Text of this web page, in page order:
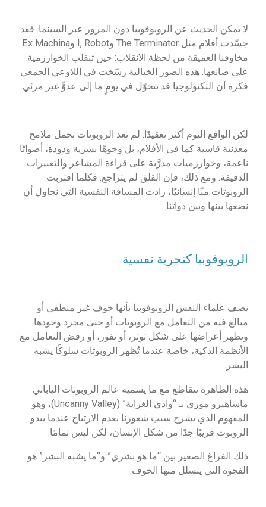
لا يمكن الحديث عن الروبوفوبيا دون المرور عبر السينما. فقد
جسّدت أفلام مثل The Terminator وI, Robot وEx Machina
مخاوفنا العميقة من لحظة الانقلاب: حين تنقلب الخوارزمية
على صانعها. هذه الصور الخيالية رسّخت في اللاوعي الجمعي
فكرة أن التكنولوجيا قد تتحوّل في يومٍ ما إلى عدوٍّ غير مرئي.
لكن الواقع اليوم أكثر تعقيدًا. لم تعد الروبوتات تحمل ملامح
معدنية قاسية كما في الأفلام، بل وجوهًا بشرية ودودة، أصواتًا
ناعمة، وخوارزميات مدرَّبة على قراءة المشاعر والتعبيرات
الدقيقة. ومع ذلك، فإن القلق لم يتراجع. فكلما اقتربت
الروبوتات منّا إنسانيًا، زادت المسافة النفسية التي نحاول أن
نضعها بينها وبين ذواتنا.
الروبوفوبيا كتجربة نفسية
يصف علماء النفس الروبوفوبيا بأنها خوف غير منطقي أو
مبالغ فيه من التعامل مع الروبوتات أو حتى مجرد وجودها.
وتظهر أعراضها على شكل توتر، أو نفور، أو رفض التعامل مع
الأنظمة الذكية، خاصة عندما تُظهر الروبوتات سلوكًا يشبه
البشر.
هذه الظاهرة تتقاطع مع ما يسميه عالم الروبوتات الياباني
ماساهيرو موري بـ “وادي الغرابة” (Uncanny Valley)، وهو
المفهوم الذي يشرح سبب شعورنا بعدم الارتياح عندما يبدو
الروبوت قريبًا جدًا من شكل الإنسان، لكن ليس تمامًا.
ذلك الفراغ الصغير بين “ما هو بشري” و“ما يشبه البشر” هو
الفجوة التي يتسلل منها الخوف.